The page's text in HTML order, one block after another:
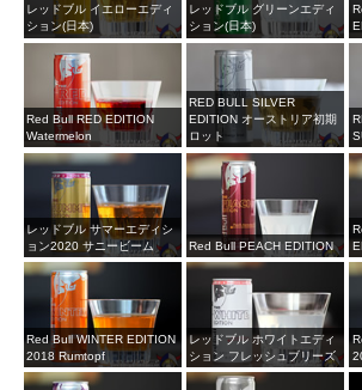
レッドブル イエローエディ
ション(日本)
レッドブル グリーンエディ
ション(日本)
Red Bull RED EDITION
Watermelon
RED BULL SILVER
EDITION オーストリア初期
ロット
レッドブル サマーエディシ
ョン2020 サニービーム
Red Bull PEACH EDITION
Red Bull WINTER EDITION
2018 Rumtopf
レッドブル ホワイトエディ
ション フレッシュブリーズ